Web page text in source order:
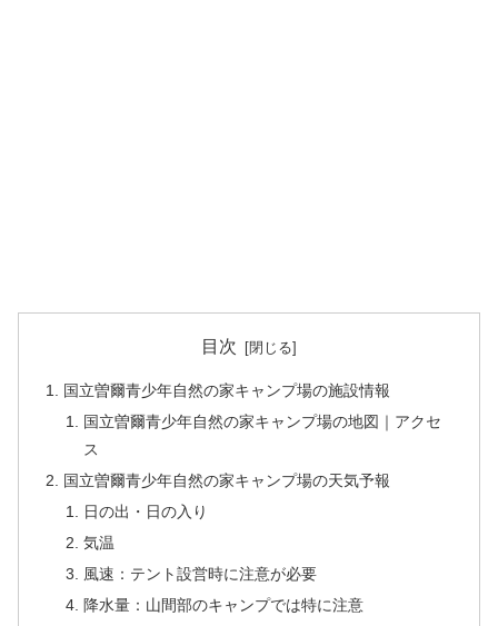
目次
国立曽爾青少年自然の家キャンプ場の施設情報
国立曽爾青少年自然の家キャンプ場の地図｜アクセ
ス
国立曽爾青少年自然の家キャンプ場の天気予報
日の出・日の入り
気温
風速：テント設営時に注意が必要
降水量：山間部のキャンプでは特に注意